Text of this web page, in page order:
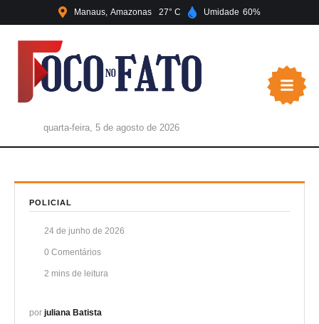
Manaus Amazonas 27 Umidade 60
quarta-feira, 5 de agosto de 2026
POLICIAL
24 de junho de 2026
0 Comentários
2 mins de leitura
por juliana Batista